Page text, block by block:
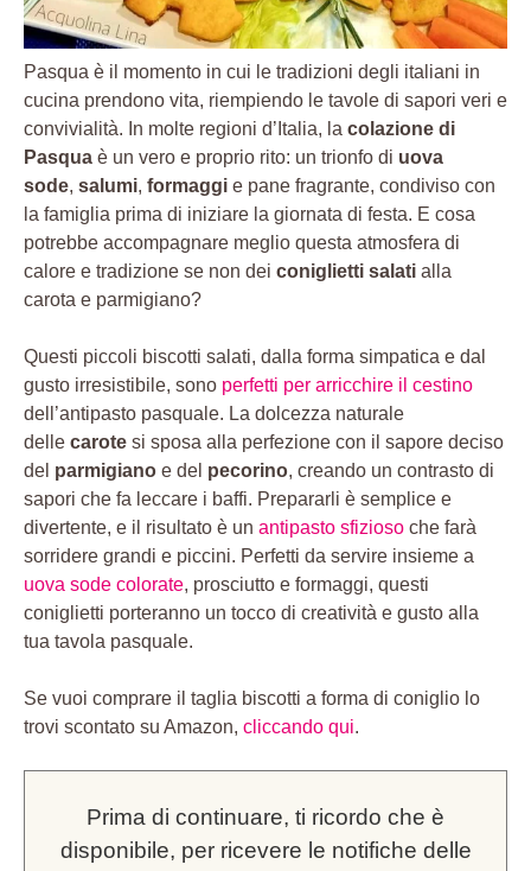
Pasqua è il momento in cui le tradizioni degli italiani in
cucina prendono vita, riempiendo le tavole di sapori veri e
convivialità. In molte regioni d’Italia, la colazione di
Pasqua è un vero e proprio rito: un trionfo di uova
sode, salumi, formaggi e pane fragrante, condiviso con
la famiglia prima di iniziare la giornata di festa. E cosa
potrebbe accompagnare meglio questa atmosfera di
calore e tradizione se non dei coniglietti salati alla
carota e parmigiano?
Questi piccoli biscotti salati, dalla forma simpatica e dal
gusto irresistibile, sono perfetti per arricchire il cestino
dell’antipasto pasquale. La dolcezza naturale
delle carote si sposa alla perfezione con il sapore deciso
del parmigiano e del pecorino, creando un contrasto di
sapori che fa leccare i baffi. Prepararli è semplice e
divertente, e il risultato è un antipasto sfizioso che farà
sorridere grandi e piccini. Perfetti da servire insieme a
uova sode colorate, prosciutto e formaggi, questi
coniglietti porteranno un tocco di creatività e gusto alla
tua tavola pasquale.
Se vuoi comprare il taglia biscotti a forma di coniglio lo
trovi scontato su Amazon, cliccando qui.
Prima di continuare, ti ricordo che è
disponibile, per ricevere le notifiche delle